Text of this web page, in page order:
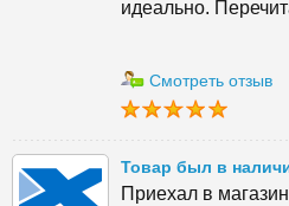
идеально.
Смотреть отзыв
Товар был в
Приехал в